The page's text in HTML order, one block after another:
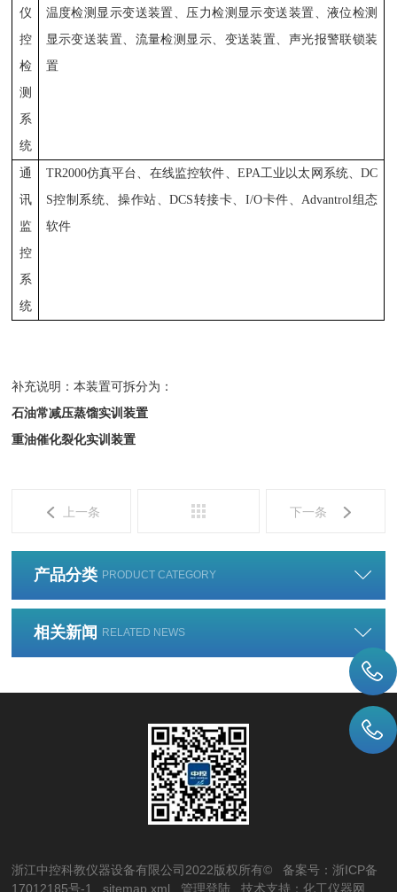
仪
控
检
测
系
统
温度检测显示变送装置 压力检测显示变送装置
液位检测
显示变送装置
流量检测显示 变送装置
声光报警联锁装
置
通
讯
监
控
系
统
TR2000仿真平台 在线监控软件 EPA工业 以太网 系统 、DC
S控制系统 操作站 、DCS转接卡、 I/O卡件、 Advantrol组态
软件
补充说明：本装置可拆分为：
石油常减压蒸馏实训装置
重油催化裂化实训装置
上一条 下一条
产品分类 PRODUCT CATEGORY
相关新闻 RELATED NEWS
浙江中控科教仪器设备有限公司2022版权所有© 备案号：浙ICP备
17012185号-1
sitemap.xml 管理登陆 技术支持：化工仪器网